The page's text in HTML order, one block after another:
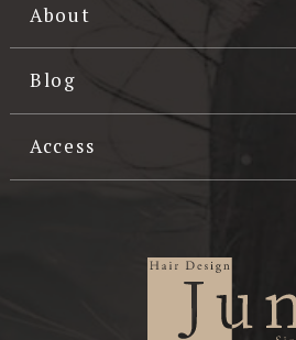
About
Blog
Access